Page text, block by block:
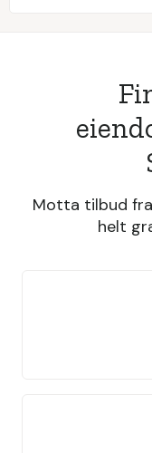
Motta tilbud
helt